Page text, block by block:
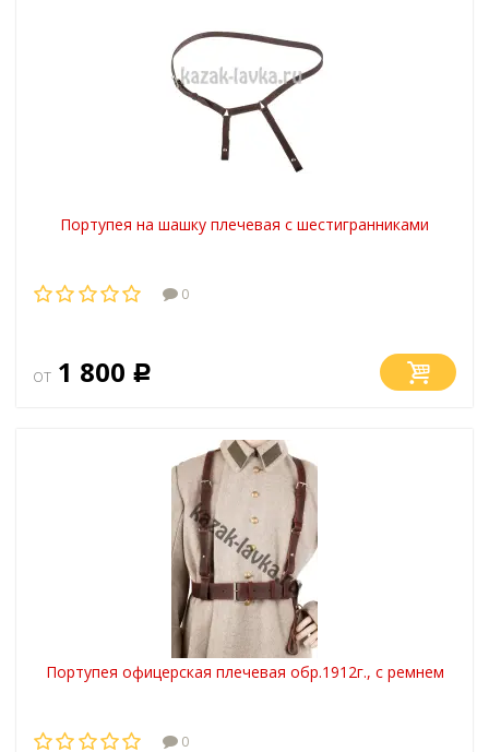
Портупея на шашку плечевая с шестигранниками
0
от 1 800 Р
Портупея офицерская плечевая обр.1912г., с ремнем
0